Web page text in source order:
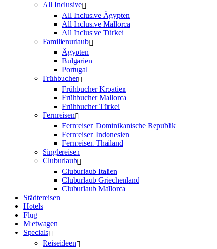
All Inclusive
All Inclusive Ägypten
All Inclusive Mallorca
All Inclusive Türkei
Familienurlaub
Ägypten
Bulgarien
Portugal
Frühbucher
Frühbucher Kroatien
Frühbucher Mallorca
Frühbucher Türkei
Fernreisen
Fernreisen Dominikanische Republik
Fernreisen Indonesien
Fernreisen Thailand
Singlereisen
Cluburlaub
Cluburlaub Italien
Cluburlaub Griechenland
Cluburlaub Mallorca
Städtereisen
Hotels
Flug
Mietwagen
Specials
Reiseideen